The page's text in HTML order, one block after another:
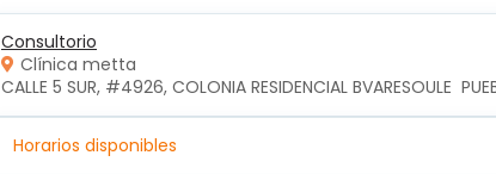
Consultorio
Clínica metta
CALLE 5 SUR, #4926, COLONIA RESIDENCIAL BVARESOULE
Horarios disponibles